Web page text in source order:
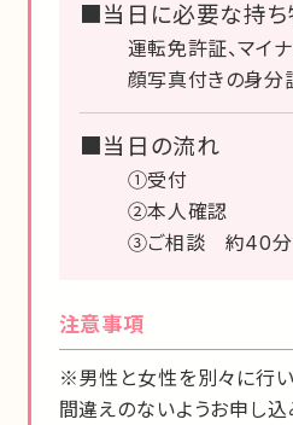
■当日に必要な持ち
運転免許証、マイ
顔写真付きの身分
■当日の流れ
①受付
②本人確認
③ご相談 約40分
注意事項
※男性と女性を別々に行い
間違えのないようお申し込